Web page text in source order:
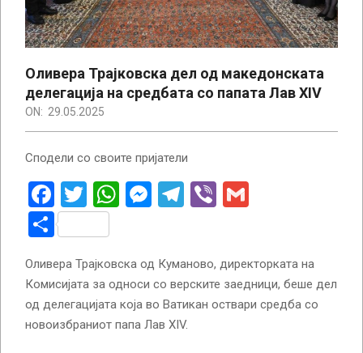
Оливера Трајковска дел од македонската
делегација на средбата со папата Лав XIV
ON: 29.05.2025
Сподели со своите пријатели
Facebook
Twitter
WhatsApp
Messenger
Telegram
Viber
Share
Оливера Трајковска од Куманово, директорката на
Комисијата за односи со верските заедници, беше дел
од делегацијата која во Ватикан оствари средба со
новоизбраниот папа Лав XIV.